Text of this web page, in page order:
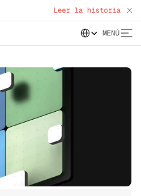
Leer la historia
Select Language
MENÚ